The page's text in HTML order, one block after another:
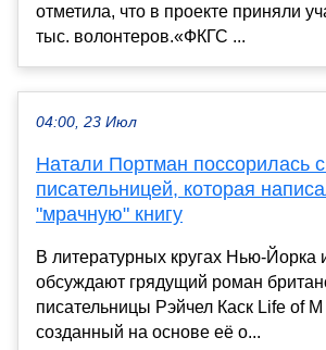
отметила, что в проекте приняли
тыс. волонтеров.«ФКГС ...
04:00, 23 Июл
Натали Портман поссорилась
писательницей, которая
"мрачную" книгу
В литературных кругах Нью-Йорка
обсуждают грядущий роман
писательницы Рэйчел Каск Life of
созданный на основе её о...